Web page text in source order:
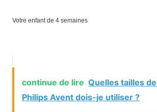
Votre enfant de 4 semaines
continue de lire Quelles tailles
Philips Avent dois-je utiliser ?